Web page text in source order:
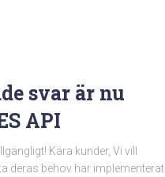
svar är nu
API
Kära kunder, Vi vill
deras behov har implementerat